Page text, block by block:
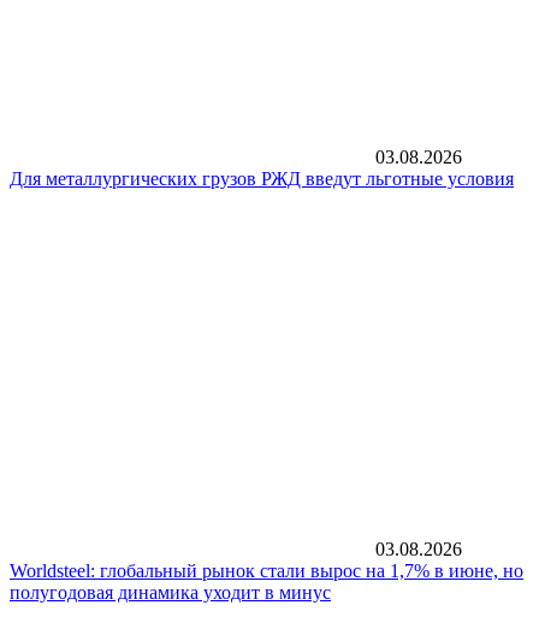
03.08.2026
Для металлургических грузов РЖД введут льготные условия
03.08.2026
Worldsteel: глобальный рынок стали вырос на 1,7% в июне, но
полугодовая динамика уходит в минус